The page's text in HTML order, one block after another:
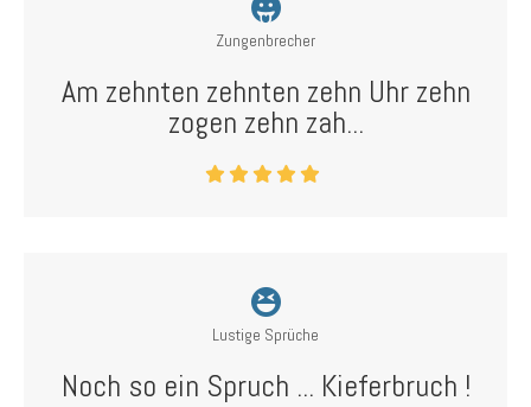
Zungenbrecher
Am zehnten zehnten zehn Uhr zehn
zogen zehn zah...
Lustige Sprüche
Noch so ein Spruch ... Kieferbruch !